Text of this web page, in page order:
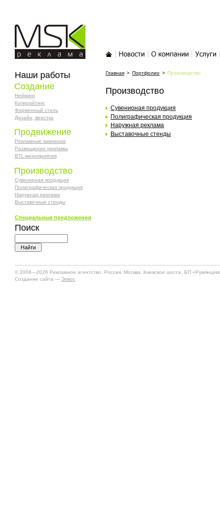
MSK-реклама
Главная > Портфолио > Производство
Производство
Сувенирная продукция
Полиграфическая продукция
Наружная реклама
Выставочные стенды
Наши работы
Создание
Нейминг
Копирайтинг
Фирменный стиль
Дизайн, верстка
Продвижение
Рекламные кампании
Размещение рекламы
BTL-мероприятия
Производство
Сувенирная продукция
Полиграфическая продукция
Наружная реклама
Выставочные стенды
Специальные предложения
Поиск
© 2008—2026 Рекламное агентство. Россия, Москва, Киевское шоссе, БП
Создание сайта — Элкос